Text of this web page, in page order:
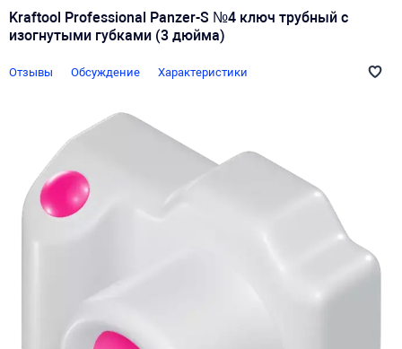
Kraftool Professional Panzer-S №4 ключ трубный с
изогнутыми губками (3 дюйма)
Отзывы Обсуждение Характеристики